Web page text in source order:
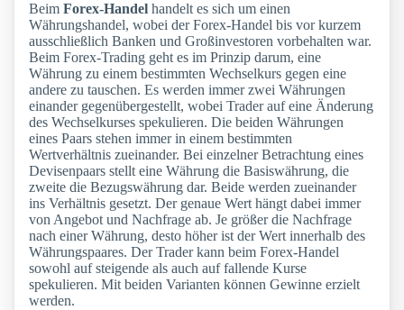
Beim Forex-Handel handelt es sich um einen
Währungshandel, wobei der Forex-Handel bis vor kurzem
ausschließlich Banken und Großinvestoren vorbehalten war.
Beim Forex-Trading geht es im Prinzip darum, eine
Währung zu einem bestimmten Wechselkurs gegen eine
andere zu tauschen. Es werden immer zwei Währungen
einander gegenübergestellt, wobei Trader auf eine Änderung
des Wechselkurses spekulieren. Die beiden Währungen
eines Paars stehen immer in einem bestimmten
Wertverhältnis zueinander. Bei einzelner Betrachtung eines
Devisenpaars stellt eine Währung die Basiswährung, die
zweite die Bezugswährung dar. Beide werden zueinander
ins Verhältnis gesetzt. Der genaue Wert hängt dabei immer
von Angebot und Nachfrage ab. Je größer die Nachfrage
nach einer Währung, desto höher ist der Wert innerhalb des
Währungspaares. Der Trader kann beim Forex-Handel
sowohl auf steigende als auch auf fallende Kurse
spekulieren. Mit beiden Varianten können Gewinne erzielt
werden.